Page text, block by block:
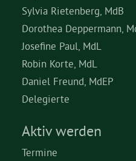
Sylvia Rietenberg, MdB
Dorothea Deppermann,
Josefine Paul, MdL
Robin Korte, MdL
Daniel Freund, MdEP
Delegierte
Aktiv werden
Termine